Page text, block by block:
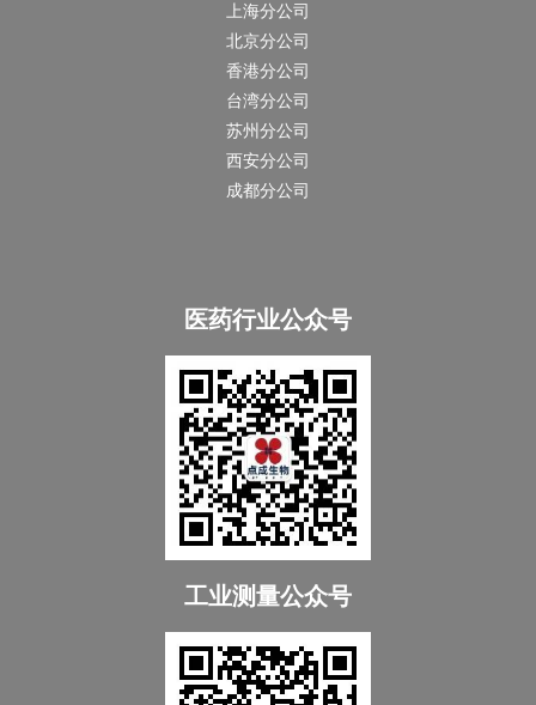
上海分公司
北京分公司
香港分公司
台湾分公司
苏州分公司
西安分公司
成都分公司
医药行业公众号
工业测量公众号